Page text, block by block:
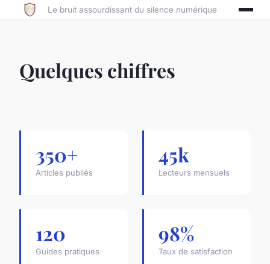
Le bruit assourdissant du silence numérique
Quelques chiffres
350+
Articles publiés
45k
Lecteurs mensuels
120
Guides pratiques
98%
Taux de satisfaction